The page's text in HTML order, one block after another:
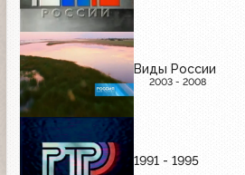
Виды России
2003 - 2008
1991 - 1995